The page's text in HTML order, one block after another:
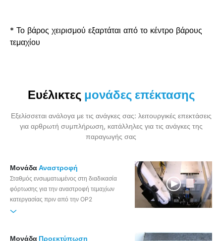
* Το βάρος χειρισμού εξαρτάται από το κέντρο βάρους
τεμαχίου
Ευέλικτες μονάδες επέκτασης
Εξελίσσεται ανάλογα με τις ανάγκες σας: λειτουργικές επεκτάσεις
για αρθρωτή συμπλήρωση, κατάλληλες για τις ανάγκες της
παραγωγής σας
ΜονάδαΑναστροφή
Σταθμός ενσωματωμένος στη διαδικασία
φόρτωσης για την αναστροφή τεμαχίων
κατεργασίας πριν από την OP2
Μονάδα Προεκτύπωση